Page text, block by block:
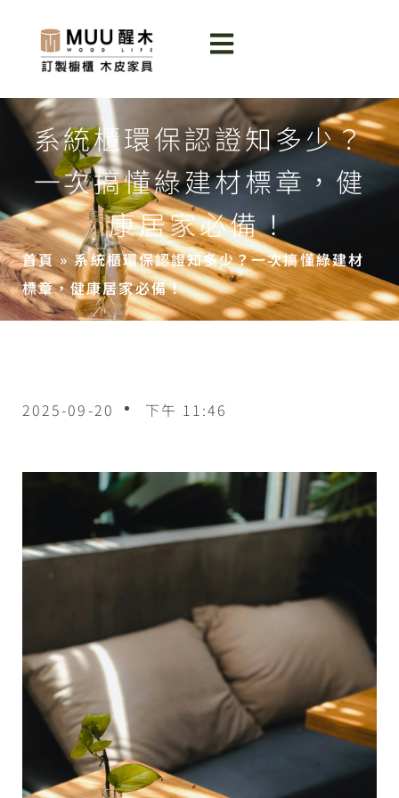
系統櫃環保認證知多少？
一次搞懂綠建材標章，健
康居家必備！
首頁»系統櫃環保認證知多少？一次搞懂綠建材
標章，健康居家必備！
2025-09-20 下午 11:46